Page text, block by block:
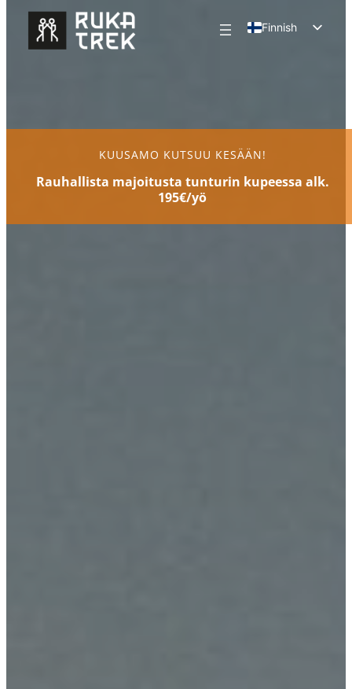
Siirry
sisältöön
Finnish
KUUSAMO KUTSUU KESÄÄN!
Rauhallista majoitusta tunturin kupeessa alk.
195€/yö